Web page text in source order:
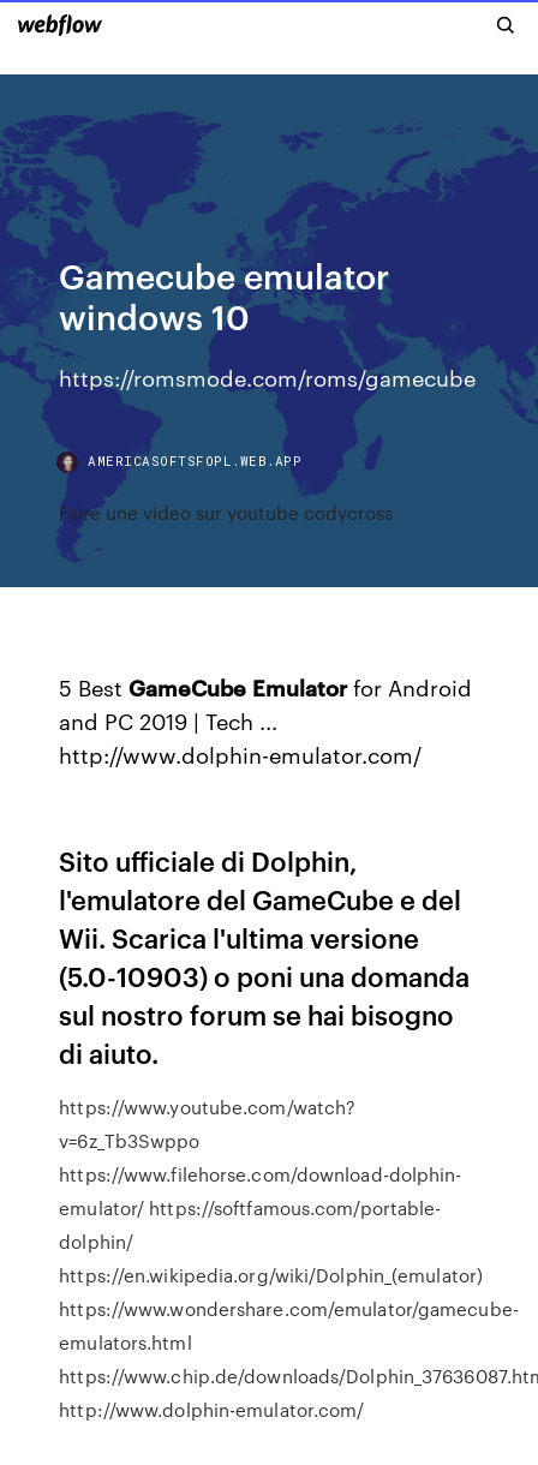
Gamecube emulator
windows 10
https://romsmode.com/roms/gamecube
AMERICASOFTSFOPL.WEB.APP
Faire une video sur youtube codycross
5 BestGameCube Emulatorfor Android
and PC 2019 | Tech ...
http://www.dolphin-emulator.com/
Sito ufficiale di Dolphin,
l'emulatore del GameCube e del
Wii. Scarica l'ultima versione
(5.0-10903) o poni una domanda
sul nostro forum se hai bisogno
di aiuto.
https://www.youtube.com/watch?
v=6z_Tb3Swppo
https://www.filehorse.com/download-dolphin-
emulator/ https://softfamous.com/portable-
dolphin/
https://en.wikipedia.org/wiki/Dolphin_(emulator)
https://www.wondershare.com/emulator/gamecube-
emulators.html
https://www.chip.de/downloads/
http://www.dolphin-emulator.com/